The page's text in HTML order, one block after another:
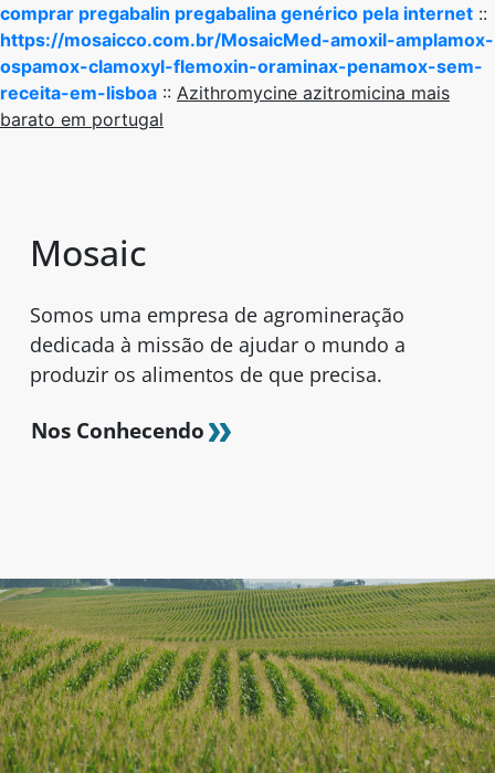
comprar pregabalin pregabalina genérico pela internet ::
https://mosaicco.com.br/MosaicMed-amoxil-amplamox-
ospamox-clamoxyl-flemoxin-oraminax-penamox-sem-
receita-em-lisboa :: Azithromycine azitromicina mais
barato em portugal
Mosaic
Somos uma empresa de agromineração
dedicada à missão de ajudar o mundo a
produzir os alimentos de que precisa.
Nos Conhecendo